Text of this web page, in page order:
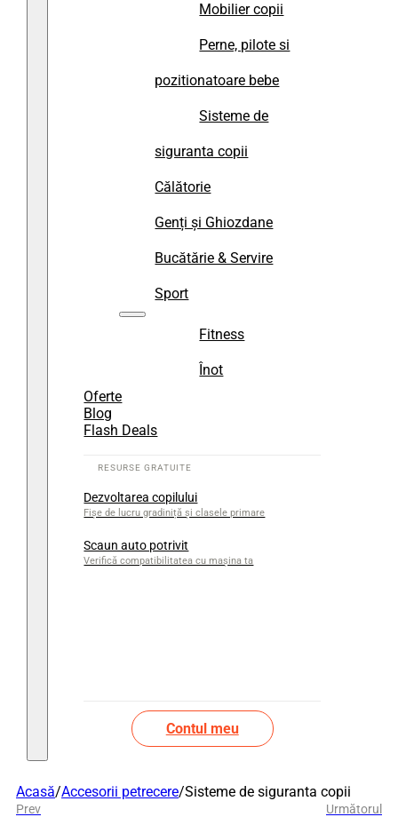
Mobilier copii
Perne, pilote si
pozitionatoare bebe
Sisteme de
siguranta copii
Călătorie
Genți și Ghiozdane
Bucătărie & Servire
Sport
Fitness
Înot
Oferte
Blog
Flash Deals
Dezvoltarea copilului
Fișe de lucru gradiniță și clasele primare
Scaun auto potrivit
Verifică compatibilitatea cu mașina ta
Contul meu
Acasă/Accesorii petrecere/Sisteme de siguranta copii
Prev Următorul